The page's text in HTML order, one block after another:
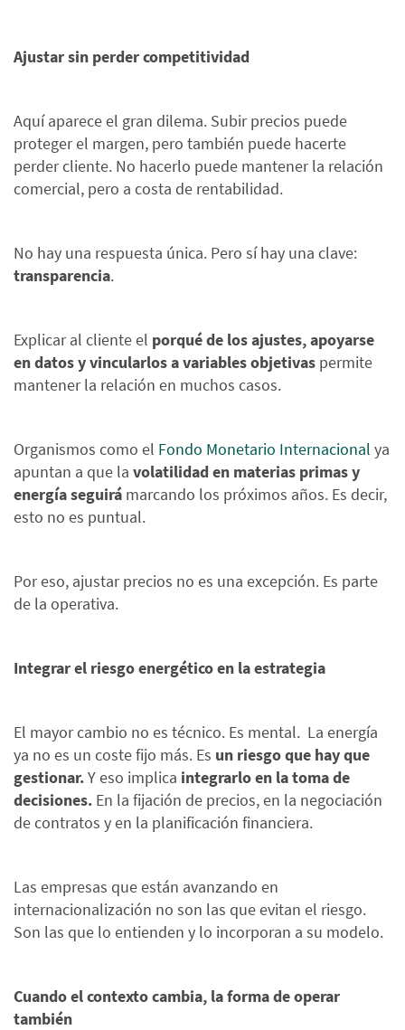
Ajustar sin perder competitividad
Aquí aparece el gran dilema. Subir precios puede
proteger el margen, pero también puede hacerte
perder cliente. No hacerlo puede mantener la relación
comercial, pero a costa de rentabilidad.
No hay una respuesta única. Pero sí hay una clave:
transparencia.
Explicar al cliente el porqué de los ajustes, apoyarse
en datos y vincularlos a variablesobjetivas permite
mantener la relación en muchos casos.
Organismos como el Fondo Monetario Internacional ya
apuntan a que la volatilidad en materias primas y
energía seguirá marcando los próximos años. Es decir,
esto no es puntual.
Por eso, ajustar precios no es una excepción. Es parte
de la operativa.
Integrar el riesgo energético en la estrategia
El mayor cambio no es técnico. Es mental. La energía
ya no es un coste fijo más. Es un riesgo que hay que
gestionar.Y eso implica integrarlo en la toma de
decisiones. En la fijación de precios, en la negociación
de contratos y en la planificación financiera.
Las empresas que están avanzando en
internacionalización no son las que evitan el riesgo.
Son las que lo entienden y lo incorporan a su modelo.
Cuando el contexto cambia, la forma de operar
también